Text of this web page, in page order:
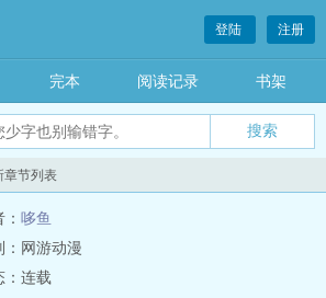
搜索
登陆 注册
完本 阅读记录 书架
章节列表
哆鱼
网游动漫
连载